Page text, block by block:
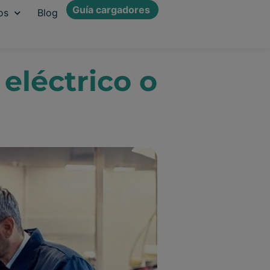
Blog Guía cargadores
eléctrico o